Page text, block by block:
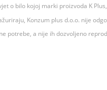
o bilo kojoj marki proizvoda K
Konzum plus d.o.o. nije
potrebe, a nije ih dozvoljeno